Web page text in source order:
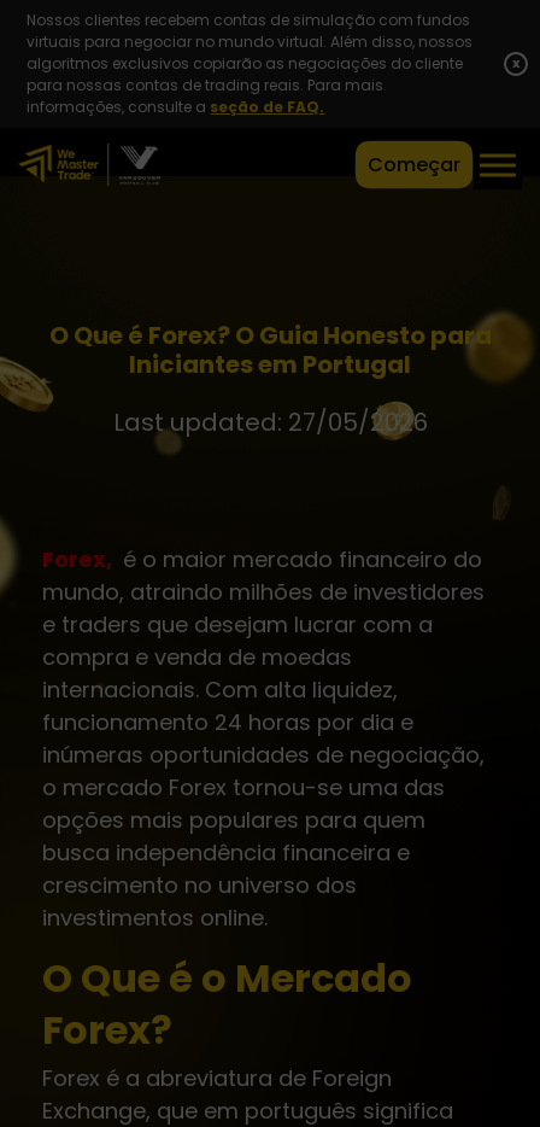
Nossos clientes recebem contas de simulação com fundos
virtuais para negociar no mundo virtual. Além disso, nossos
algoritmos exclusivos copiarão as negociações do cliente
para nossas contas de trading reais. Para mais
informações, consulte a seção de FAQ.
x
Começar
O Que é Forex? O Guia Honesto para
Iniciantes em Portugal
Last updated: 27/05/2026
Forex, é o maior mercado financeiro do
mundo, atraindo milhões de investidores
e traders que desejam lucrar com a
compra e venda de moedas
internacionais. Com alta liquidez,
funcionamento 24 horas por dia e
inúmeras oportunidades de negociação,
o mercado Forex tornou-se uma das
opções mais populares para quem
busca independência financeira e
crescimento no universo dos
investimentos online.
O Que é o Mercado
Forex?
Forex é a abreviatura de Foreign
Exchange, que em português significa